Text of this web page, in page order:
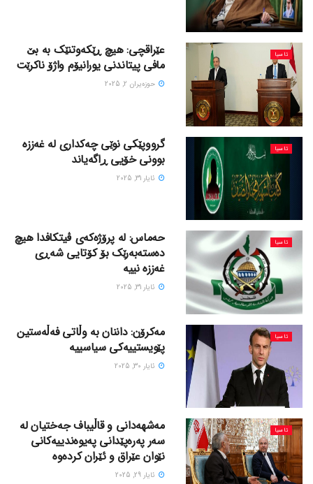
ئاسیا
عێراقچی: هیچ ڕێکەوتنێک بە بێ
مافی پیتاندنی یورانیۆم واژۆ ناکرێت
حوزه‌یران 2, 2025
ئاسیا
گرووپێکی نوێی چەکداری لە غەززە
بوونی خۆیی ڕاگەیاند
ئایار 31, 2025
ئاسیا
حەماس: لە پرۆژەکەی ڤیتکافدا هیچ
دەستەبەرێک بۆ کۆتایی شەڕی
غەززە نییە
ئایار 31, 2025
ئاسیا
مەکرۆن: داننان بە وڵاتی فەڵەستین
پێویستییەکی سیاسییە
ئایار 30, 2025
ئاسیا
مەشهەدانی و قاڵیباف جەختیان لە
سەر پەرەپێدانی پەیوەندییەکانی
نێوان عێراق و ئێران کردەوە
ئایار 29, 2025